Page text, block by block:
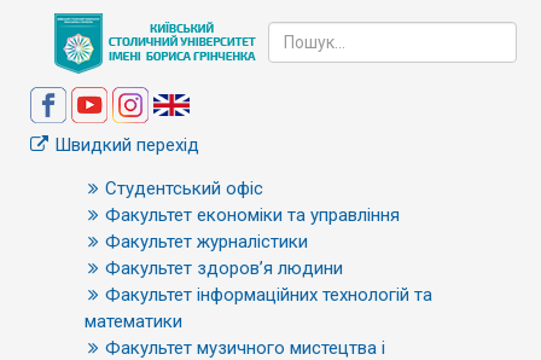
Швидкий перехід
Студентський офіс
Факультет економіки та управління
Факультет журналістики
Факультет здоров’я людини
Факультет інформаційних технологій та
математики
Факультет музичного мистецтва і